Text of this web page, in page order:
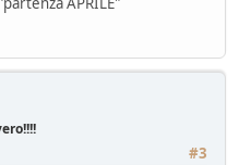
#3